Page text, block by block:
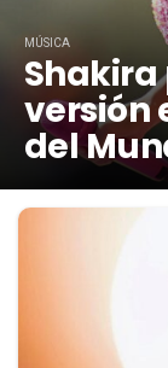
MÚSICA
Shakira
versión
del